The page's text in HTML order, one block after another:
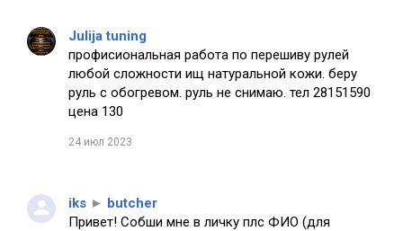
Julija tuning
профисиональная работа по перешиву рулей
любой сложности ищ натуральной кожи. беру
руль с обогревом. руль не снимаю. тел 28151590
цена 130
24 июл 2023
iks ► butcher
Привет! Собши мне в личку плс ФИО (для